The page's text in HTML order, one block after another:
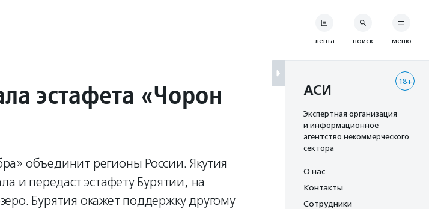
эстафета «Чорон
объединит регионы России. Якутия
и передаст эстафету Бурятии, на
Бурятия окажет поддержку другому
лента поиск меню
18+
АСИ
Экспертная организация
и информационное
агентство некоммерческого
сектора
О нас
Контакты
Сотрудники